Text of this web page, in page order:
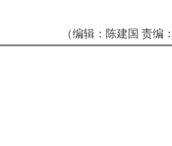
（编辑：陈建国 责编